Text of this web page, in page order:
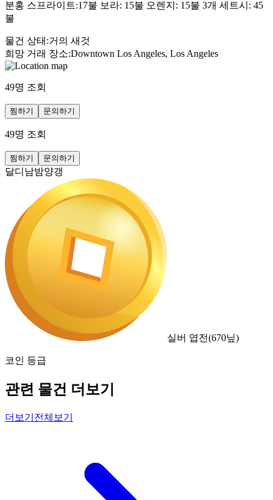
분홍 스프라이트:17불 보라: 15불 오렌지: 15불 3개 세트시: 45
불
물건 상태 :거의 새것
희망 거래 장소:Downtown Los Angeles, Los Angeles
49명 조회
찜하기 문의하기
49명 조회
찜하기 문의하기
달디남밤양갱
실버 엽전(670닢)
코인 등급
관련 물건 더보기
더보기 전체보기